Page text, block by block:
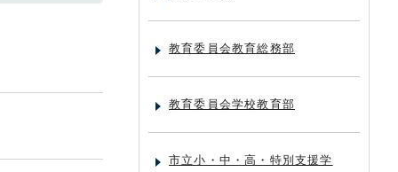
教育委員会教育総務部
教育委員会学校教育部
市立小・中・高・特別支援学